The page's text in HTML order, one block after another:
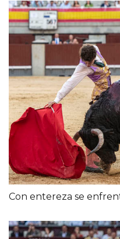
Con entereza se